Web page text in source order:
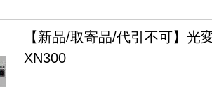
【新品/取寄品/代引不可】光
XN300